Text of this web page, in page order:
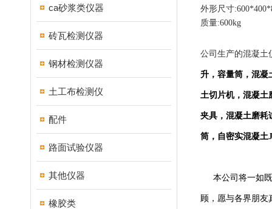
ca砂浆类仪器
砖瓦检测仪器
钢材检测仪器
土工布检测仪
配件
路面试验仪器
其他仪器
橡胶类
外形尺寸
质量:600kg
公司生产的混凝土
升，容量筒，混凝
土切片机，混凝土
夹具，混凝土磨耗
筒，自密实混凝土J
本公司将一如
顾，愿与各界朋友